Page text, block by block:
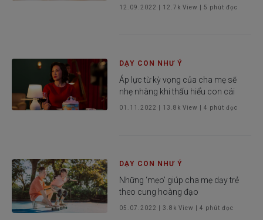
12.09.2022 12.7k View |5 phút đọc
DẠY CON NHƯ Ý
Áp lực từ kỳ vọng của cha mẹ sẽ
nhẹ nhàng khi thấu hiểu con cái
01.11.2022 13.8k View |4 phút đọc
DẠY CON NHƯ Ý
Những ‘mẹo’ giúp cha mẹ dạy trẻ
theo cung hoàng đạo
05.07.2022 |3.8k View |4 phút đọc